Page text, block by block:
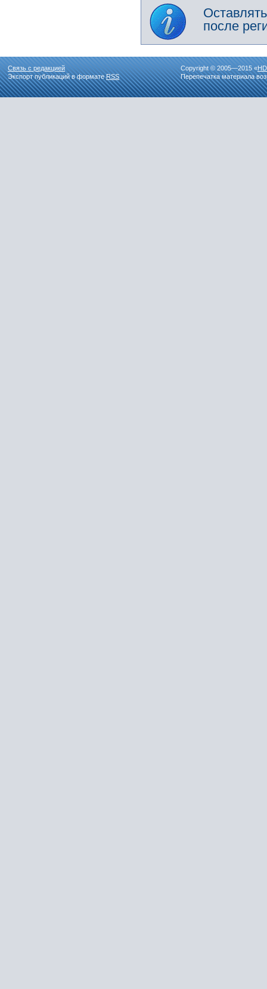
после
Связь с редакцией
Экспорт публикаций в форматеRSS
Copyright © 2005—2015 «
Перепечатка материала